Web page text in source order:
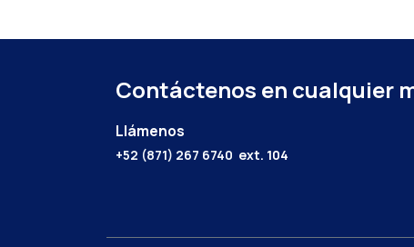
Contáctenos en cualquier
Llámenos
+52 (871) 267 6740 ext. 104